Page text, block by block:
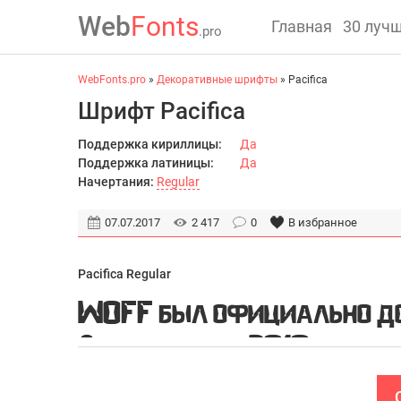
WebFonts.pro Главная 30
WebFonts.pro » Декоративные шрифты » Pacifica
Шрифт Pacifica
Поддержка кириллицы:
Да
Поддержка латиницы:
Да
Начертания: Regular
07.07.2017 2 417 0 В избранное
Pacifica Regular